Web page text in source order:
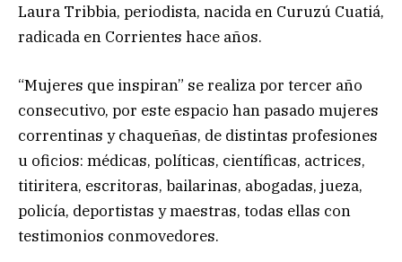
Laura Tribbia, periodista, nacida en Curuzú Cuatiá,
radicada en Corrientes hace años.
“Mujeres que inspiran” se realiza por tercer año
consecutivo, por este espacio han pasado mujeres
correntinas y chaqueñas, de distintas profesiones
u oficios: médicas, políticas, científicas, actrices,
titiritera, escritoras, bailarinas, abogadas, jueza,
policía, deportistas y maestras, todas ellas con
testimonios conmovedores.